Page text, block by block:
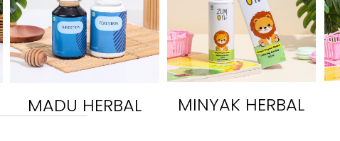
MADU HERBAL MINYAK HERBAL